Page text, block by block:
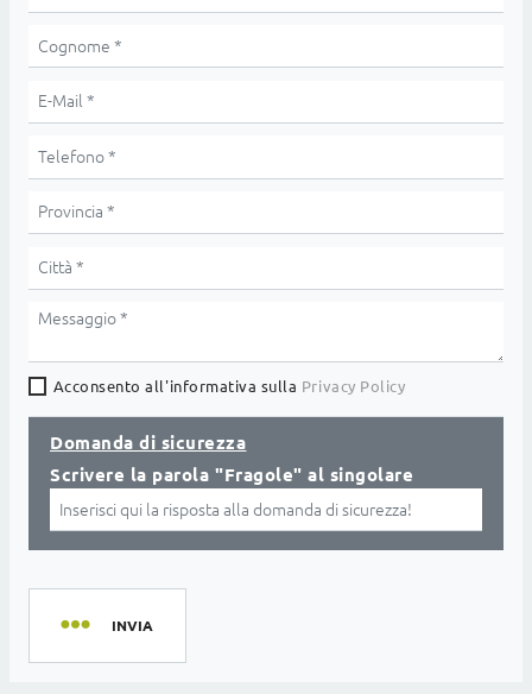
Acconsento all'informativa sulla Privacy Policy
Domanda di sicurezza
Scrivere la parola "Fragole" al singolare
INVIA